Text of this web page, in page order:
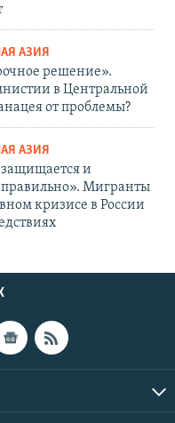
АЗИЯ
решение».
в Центральной
от проблемы?
АЗИЯ
и
правильно». Мигранты
кризисе в России